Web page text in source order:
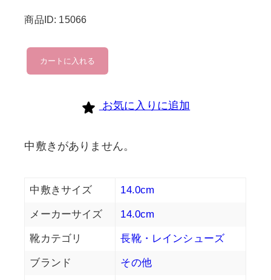
商品ID: 15066
KEYE
個
カートに入れる
お気に入りに追加
中敷きがありません。
中敷きサイズ 14.0cm
メーカーサイズ 14.0cm
靴カテゴリ 長靴・レインシューズ
ブランド その他